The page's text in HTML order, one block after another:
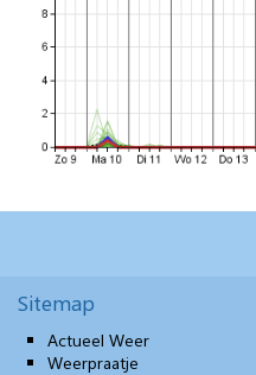
Sitemap
Actueel Weer
Weerpraatje